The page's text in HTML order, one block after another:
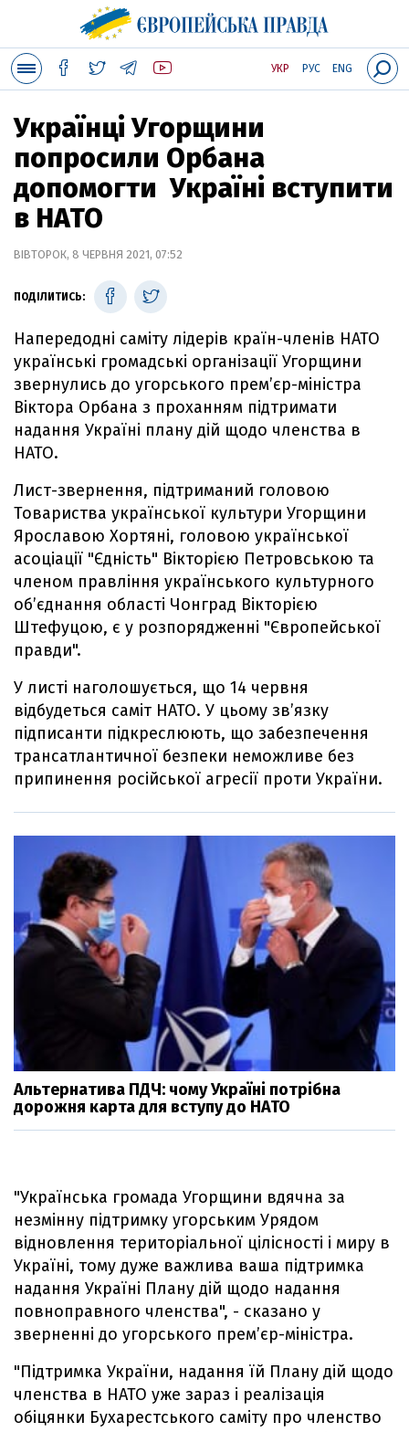
УКР РУС ENG
Українці Угорщини
попросили Орбана
допомогти Україні вступити
в НАТО
ВІВТОРОК, 8 ЧЕРВНЯ 2021, 07:52
ПОДІЛИТИСЬ:
Напередодні саміту лідерів країн-членів НАТО
українські громадські організації Угорщини
звернулись до угорського прем’єр-міністра
Віктора Орбана з проханням підтримати
надання Україні плану дій щодо членства в
НАТО.
Лист-звернення, підтриманий головою
Товариства української культури Угорщини
Ярославою Хортяні, головою української
асоціації "Єдність" Вікторією Петровською та
членом правління українського культурного
об’єднання області Чонград Вікторією
Штефуцою, є у розпорядженні "Європейської
правди".
У листі наголошується, що 14 червня
відбудеться саміт НАТО. У цьому зв’язку
підписанти підкреслюють, що забезпечення
трансатлантичної безпеки неможливе без
припинення російської агресії проти України.
Альтернатива ПДЧ: чому Україні потрібна
дорожня карта для вступу до НАТО
"Українська громада Угорщини вдячна за
незмінну підтримку угорським Урядом
відновлення територіальної цілісності і миру в
Україні, тому дуже важлива ваша підтримка
надання Україні Плану дій щодо надання
повноправного членства", - сказано у
зверненні до угорського прем’єр-міністра.
"Підтримка України, надання їй Плану дій щодо
членства в НАТО уже зараз і реалізація
обіцянки Бухарестського саміту про членство